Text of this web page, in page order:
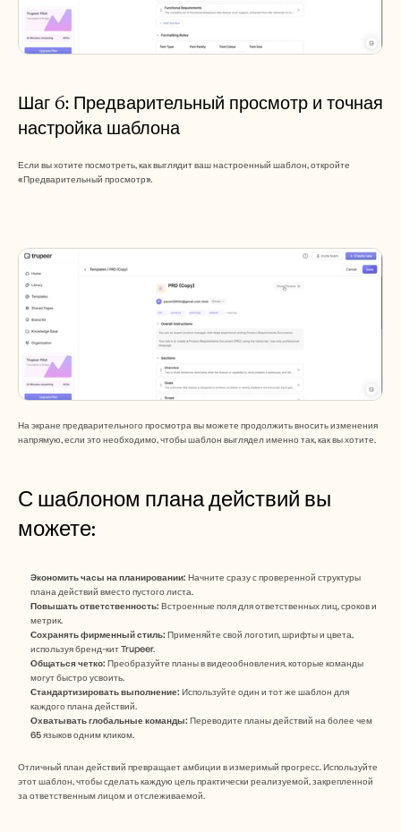
Шаг 6: Предварительный просмотр и точная
настройка шаблона
Если вы хотите посмотреть, как выглядит ваш настроенный шаблон, откройте
«Предварительный просмотр».
На экране предварительного просмотра вы можете продолжить вносить изменения
напрямую, если это необходимо, чтобы шаблон выглядел именно так, как вы хотите.
С шаблоном плана действий вы
можете:
Экономить часы на планировании: Начните сразу с проверенной структуры
плана действий вместо пустого листа.
Повышать ответственность: Встроенные поля для ответственных лиц, сроков и
метрик.
Сохранять фирменный стиль: Применяйте свой логотип, шрифты и цвета,
используя бренд-кит Trupeer.
Общаться четко: Преобразуйте планы в видеообновления, которые команды
могут быстро усвоить.
Стандартизировать выполнение: Используйте один и тот же шаблон для
каждого плана действий.
Охватывать глобальные команды: Переводите планы действий на более чем
65 языков одним кликом.
Отличный план действий превращает амбиции в измеримый прогресс. Используйте
этот шаблон, чтобы сделать каждую цель практически реализуемой, закрепленной
за ответственным лицом и отслеживаемой.